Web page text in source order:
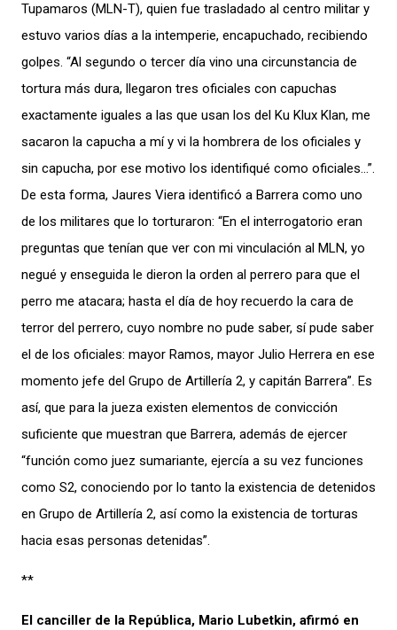
Tupamaros (MLN-T), quien fue trasladado al centro militar y
estuvo varios días a la intemperie, encapuchado, recibiendo
golpes. “Al segundo o tercer día vino una circunstancia de
tortura más dura, llegaron tres oficiales con capuchas
exactamente iguales a las que usan los del Ku Klux Klan, me
sacaron la capucha a mí y vi la hombrera de los oficiales y
sin capucha, por ese motivo los identifiqué como oficiales…”.
De esta forma, Jaures Viera identificó a Barrera como uno
de los militares que lo torturaron: “En el interrogatorio eran
preguntas que tenían que ver con mi vinculación al MLN, yo
negué y enseguida le dieron la orden al perrero para que el
perro me atacara; hasta el día de hoy recuerdo la cara de
terror del perrero, cuyo nombre no pude saber, sí pude saber
el de los oficiales: mayor Ramos, mayor Julio Herrera en ese
momento jefe del Grupo de Artillería 2, y capitán Barrera”. Es
así, que para la jueza existen elementos de convicción
suficiente que muestran que Barrera, además de ejercer
“función como juez sumariante, ejercía a su vez funciones
como S2, conociendo por lo tanto la existencia de detenidos
en Grupo de Artillería 2, así como la existencia de torturas
hacia esas personas detenidas”.
**
El canciller de la República, Mario Lubetkin, afirmó en